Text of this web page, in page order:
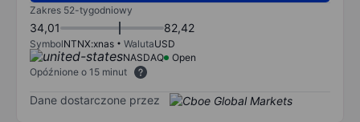
Zakres 52-tygodniowy
34,01 82,42
SymbolNTNX:xnas WalutaUSD
NASDAQ
Open
Opóźnione o 15 minut
Dane dostarczone przez